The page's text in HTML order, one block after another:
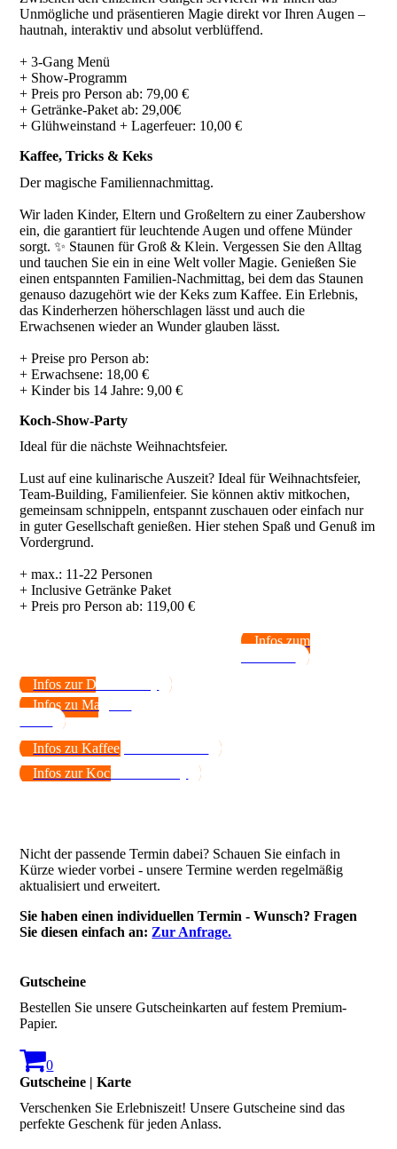
Unmögliche und präsentieren Magie direkt vor Ihren Augen –
hautnah, interaktiv und absolut verblüffend.
+ 3-Gang Menü
+ Show-Programm
+ Preis pro Person ab: 79,00 €
+ Getränke-Paket ab: 29,00€
+ Glühweinstand + Lagerfeuer: 10,00 €
Kaffee, Tricks & Keks
Der magische Familiennachmittag.
Wir laden Kinder, Eltern und Großeltern zu einer Zaubershow
ein, die garantiert für leuchtende Augen und offene Münder
sorgt. ✨ Staunen für Groß & Klein. Vergessen Sie den Alltag
und tauchen Sie ein in eine Welt voller Magie. Genießen Sie
einen entspannten Familien-Nachmittag, bei dem das Staunen
genauso dazugehört wie der Keks zum Kaffee. Ein Erlebnis,
das Kinderherzen höherschlagen lässt und auch die
Erwachsenen wieder an Wunder glauben lässt.
+ Preise pro Person ab:
+ Erwachsene: 18,00 €
+ Kinder bis 14 Jahre: 9,00 €
Koch-Show-Party
Ideal für die nächste Weihnachtsfeier.
Lust auf eine kulinarische Auszeit? Ideal für Weihnachtsfeier,
Team-Building, Familienfeier. Sie können aktiv mitkochen,
gemeinsam schnippeln, entspannt zuschauen oder einfach nur
in guter Gesellschaft genießen. Hier stehen Spaß und Genuß im
Vordergrund.
+ max.: 11-22 Personen
+ Inclusive Getränke Paket
Infos zum
Infos zur Dinner-Party
Infos zu Magie &
Infos zu Kaffee, Tricks & Keks
Infos zur Koch-Show-Party
Nicht der passende Termin dabei? Schauen Sie einfach in
Kürze wieder vorbei - unsere Termine werden regelmäßig
aktualisiert und erweitert.
Sie haben einen individuellen Termin - Wunsch? Fragen
Sie diesen einfach an: Zur Anfrage.
Gutscheine
Bestellen Sie unsere Gutscheinkarten auf festem Premium-
Papier.
0
Gutscheine | Karte
Verschenken Sie Erlebniszeit! Unsere Gutscheine sind das
perfekte Geschenk für jeden Anlass.